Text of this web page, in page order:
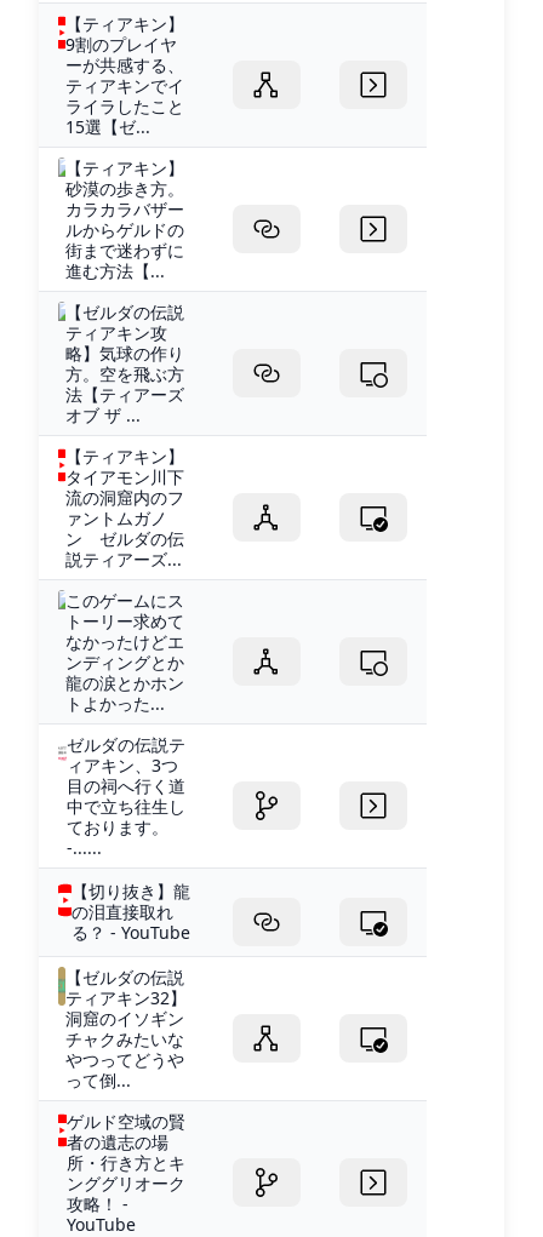
【ティアキン】
9割のプレイヤ
ーが共感する、
ティアキンでイ
ライラしたこと
15選【ゼ...
【ティアキン】
砂漠の歩き方。
カラカラバザー
ルからゲルドの
街まで迷わずに
進む方法【...
【ゼルダの伝説
ティアキン攻
略】気球の作り
方。空を飛ぶ方
法【ティアーズ
オブ ザ ...
【ティアキン】
タイアモン川下
流の洞窟内のフ
ァントムガノ
ン ゼルダの伝
説ティアーズ...
このゲームにス
トーリー求めて
なかったけどエ
ンディングとか
龍の涙とかホン
トよかった...
ゼルダの伝説テ
ィアキン、3つ
目の祠へ行く道
中で立ち往生し
ております。
-......
【切り抜き】龍
の泪直接取れ
る？ - YouTube
【ゼルダの伝説
ティアキン32】
洞窟のイソギン
チャクみたいな
やつってどうや
って倒...
ゲルド空域の賢
者の遺志の場
所・行き方とキ
ンググリオーク
攻略！ -
YouTube